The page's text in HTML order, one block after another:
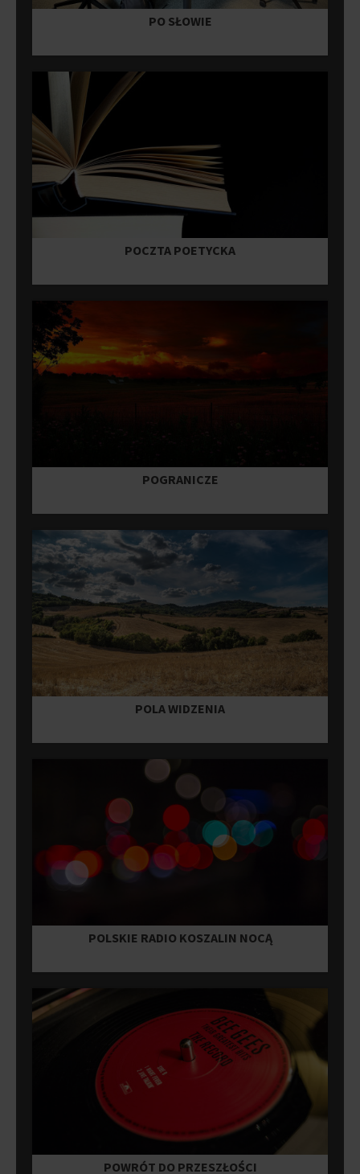
PO SŁOWIE
POCZTA POETYCKA
POGRANICZE
POLA WIDZENIA
POLSKIE RADIO KOSZALIN NOCĄ
POWRÓT DO PRZESZŁOŚCI